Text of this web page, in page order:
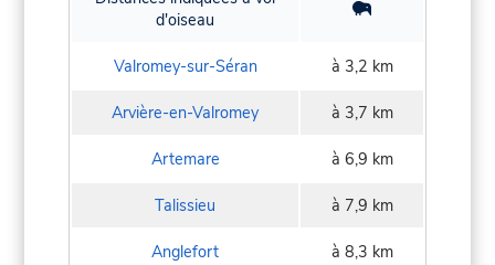
d'oiseau
Valromey-sur-Séran à 3,2 km
Arvière-en-Valromey à 3,7 km
Artemare à 6,9 km
Talissieu à 7,9 km
Anglefort à 8,3 km